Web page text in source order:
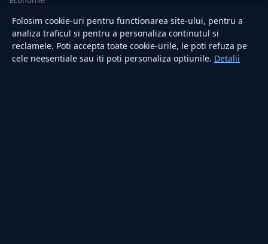
Sănătate
Utile
RUBRICI
Folosim cookie-uri pentru functionarea site-ului, pentru a
analiza traficul si pentru a personaliza continutul si
reclamele. Poti accepta toate cookie-urile, le poti refuza pe
cele neesentiale sau iti poti personaliza optiunile. Detalii